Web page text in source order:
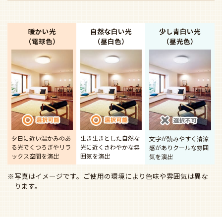
暖かい光
（電球色）
夕日に近い温かみのあ
る光でくつろぎやリラ
ックス空間を演出
自然な白い光
（昼白色）
生き生きとした自然な
光に近く さわやかな雰
囲気を演出
少し青白い光
（昼光色）
文字が読みやすく清涼
感がありクールな雰囲
気を演出
※写真はイメージです。ご使用の環境により色味や雰囲気は異な
ります。